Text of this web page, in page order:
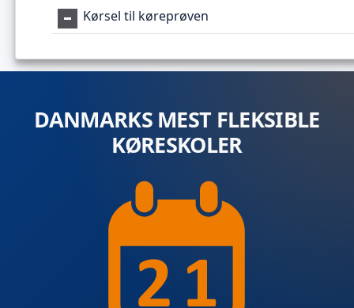
Kørsel til køreprøven
DANMARKS MEST FLEKSIBLE
KØRESKOLER